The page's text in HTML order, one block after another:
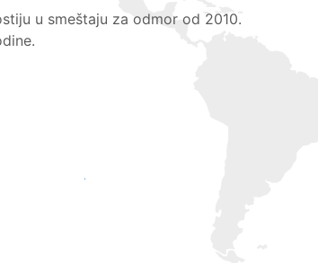
u smeštaju za odmor od 2010.
nove goste već danas